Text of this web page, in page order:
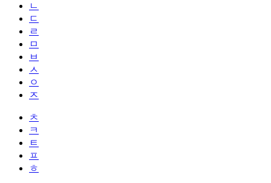
ㄴ
ㄷ
ㄹ
ㅁ
ㅂ
ㅅ
ㅇ
ㅈ
ㅊ
ㅋ
ㅌ
ㅍ
ㅎ